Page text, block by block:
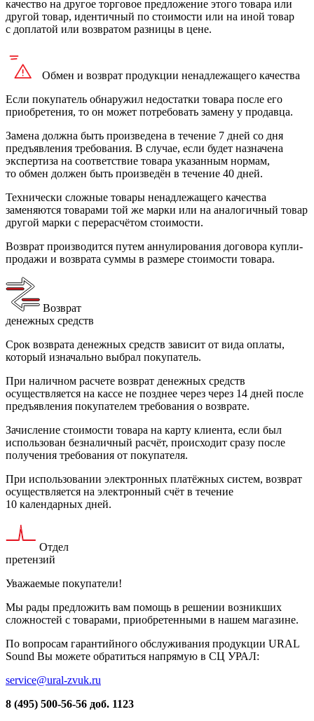
качество на другое торговое предложение этого товара или
другой товар, идентичный по стоимости или на иной товар
с доплатой или возвратом разницы в цене.
Обмен и возврат продукции ненадлежащего качества
Если покупатель обнаружил недостатки товара после его
приобретения, то он может потребовать замену у продавца.
Замена должна быть произведена в течение 7 дней со дня
предъявления требования. В случае, если будет назначена
экспертиза на соответствие товара указанным нормам,
то обмен должен быть произведён в течение 40 дней.
Технически сложные товары ненадлежащего качества
заменяются товарами той же марки или на аналогичный товар
другой марки с перерасчётом стоимости.
Возврат производится путем аннулирования договора купли-
продажи и возврата суммы в размере стоимости товара.
Возврат
денежных средств
Срок возврата денежных средств зависит от вида оплаты,
который изначально выбрал покупатель.
При наличном расчете возврат денежных средств
осуществляется на кассе не позднее через через 14 дней после
предъявления покупателем требования о возврате.
Зачисление стоимости товара на карту клиента, если был
использован безналичный расчёт, происходит сразу после
получения требования от покупателя.
При использовании электронных платёжных систем, возврат
осуществляется на электронный счёт в течение
10 календарных дней.
Отдел
претензий
Уважаемые покупатели!
Мы рады предложить вам помощь в решении возникших
сложностей c товарами, приобретенными в нашем магазине.
По вопросам гарантийного обслуживания продукции URAL
Sound Вы можете обратиться напрямую в СЦ УРАЛ:
service@ural-zvuk.ru
8 (495) 500-56-56 доб. 1123